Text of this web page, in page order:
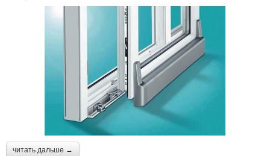
читать дальше →